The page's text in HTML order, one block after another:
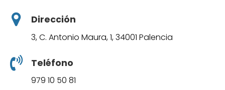
Dirección
3, C. Antonio Maura, 1, 34001 Palencia
Teléfono
979 10 50 81